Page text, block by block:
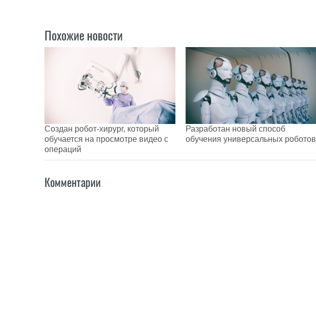
Похожие новости
Создан робот-хирург, который
обучается на просмотре видео с
операций
Разработан новый способ
обучения универсальных роботов
Комментарии